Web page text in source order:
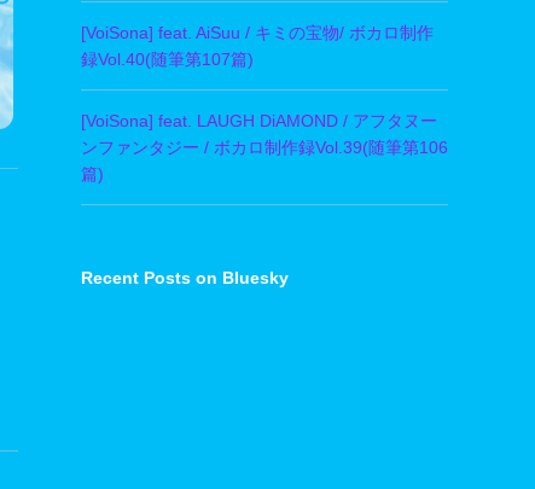
[VoiSona] feat. AiSuu / キミの宝物/ ボカロ制作
録Vol.40(随筆第107篇)
[VoiSona] feat. LAUGH DiAMOND / アフタヌー
ンファンタジー / ボカロ制作録Vol.39(随筆第106
篇)
Recent Posts on Bluesky